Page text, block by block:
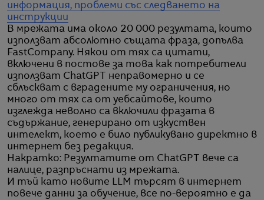
информация, проблеми със следването на
инструкции
В мрежата има около 20 000 резултата, които
използват абсолютно същата фраза, допълва
FastCompany. Някои от тях са цитати,
включени в постове за това как потребители
използват ChatGPT неправомерно и се
сблъскват с вградените му ограничения, но
много от тях са от уебсайтове, които
изглежда неволно са включили фразата в
съдържание, генерирано от изкуствен
интелект, което е било публикувано директно в
интернет без редакция.
Накратко: Резултатите от ChatGPT вече са
налице, разпръснати из мрежата.
И тъй като новите LLM търсят в интернет
повече данни за обучение, все по-вероятно е да